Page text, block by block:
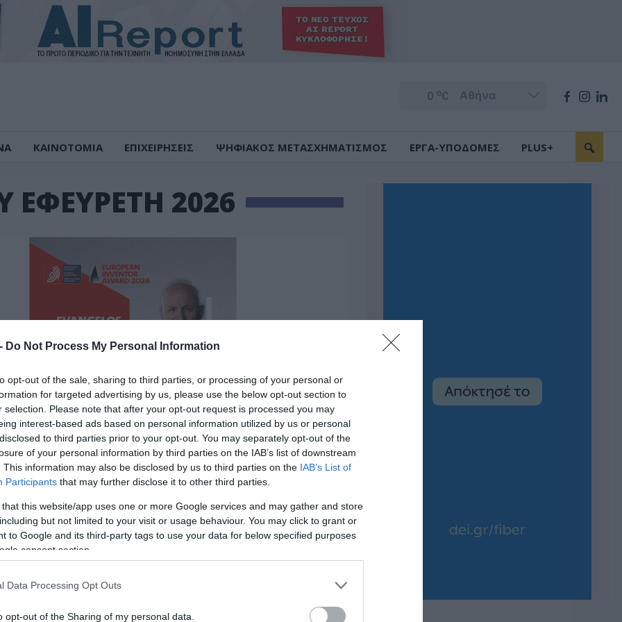
Do Not Process My Personal Information
opt-out of the sale, sharing to third parties, or processing of your personal or
for targeted advertising by us, please use the below opt-out section to
selection. Please note that after your opt-out request is processed you may
interest-based ads based on personal information utilized by us or personal
to third parties prior to your opt-out. You may separately opt-out of the
of your personal information by third parties on the IAB’s list of downstream
This information may also be disclosed by us to third parties on the IAB’s List of
Participants that may further disclose it to other third parties.
that this website/app uses one or more Google services and may gather and store
but not limited to your visit or usage behaviour. You may click to grant or
to Google and its third-party tags to use your data for below specified purposes
consent section.
Data Processing Opt Outs
opt-out of the Sharing of my personal data.
0 oC
ΚΑΙΝΟΤΟΜΙΑ ΕΠΙΧΕΙΡΗΣΕΙΣ ΨΗΦΙΑΚΟΣ ΜΕΤΑΣΧΗΜΑΤΙΣΜΟΣ ΕΡΓΑ-ΥΠΟΔΟΜΕΣ PLUS+
ΕΦΕΥΡΕΤΗ 2026